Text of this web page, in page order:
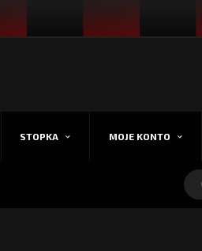
STOPKA MOJE KONTO